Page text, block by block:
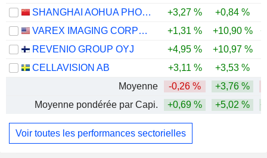
SHANGHAI AOHUA PHOTOELECTRICITY ENDOSCOPE CO., LTD.
+3,27 % +0,84 %
VAREX IMAGING CORPORATION
+1,31 % +10,90 %
REVENIO GROUP OYJ
+4,95 % +10,97 %
CELLAVISION AB
+3,11 % +3,53 %
Moyenne
-0,26 % +3,76 %
Moyenne pondérée par Capi.
+0,69 % +5,02 %
Voir toutes les performances sectorielles